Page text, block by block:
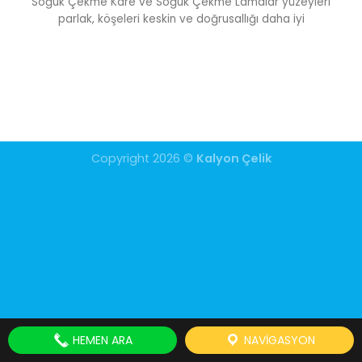
parlak, köşeleri keskin ve doğrusallığı daha iyi
Copyright 2026 © Kalyon Çelik
HEMEN ARA NAVIGASYON